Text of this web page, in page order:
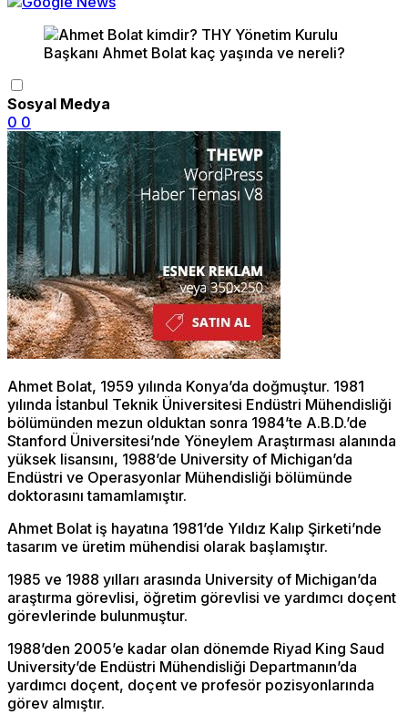
Sosyal Medya
0 0
Ahmet Bolat, 1959 yılında Konya’da doğmuştur. 1981
yılında İstanbul Teknik Üniversitesi Endüstri Mühendisliği
bölümünden mezun olduktan sonra 1984’te A.B.D.’de
Stanford Üniversitesi’nde Yöneylem Araştırması alanında
yüksek lisansını, 1988’de University of Michigan’da
Endüstri ve Operasyonlar Mühendisliği bölümünde
doktorasını tamamlamıştır.
Ahmet Bolat iş hayatına 1981’de Yıldız Kalıp Şirketi’nde
tasarım ve üretim mühendisi olarak başlamıştır.
1985 ve 1988 yılları arasında University of Michigan’da
araştırma görevlisi, öğretim görevlisi ve yardımcı doçent
görevlerinde bulunmuştur.
1988’den 2005’e kadar olan dönemde Riyad King Saud
University’de Endüstri Mühendisliği Departmanın’da
yardımcı doçent, doçent ve profesör pozisyonlarında
görev almıştır.